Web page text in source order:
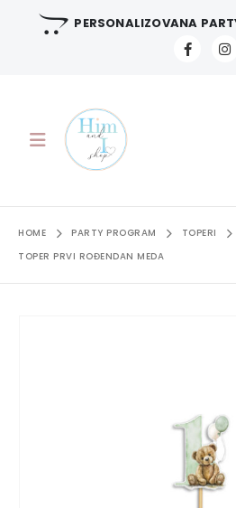
PERSONALIZOVANA
HOME PARTY PROGRAM
TOPERI
TOPER PRVI ROĐENDAN MEDA